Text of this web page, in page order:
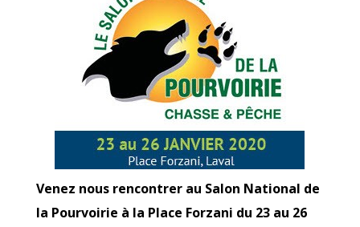
Venez nous rencontrer au Salon National de
la Pourvoirie à la Place Forzani du 23 au 26